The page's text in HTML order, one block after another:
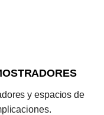
y espacios de